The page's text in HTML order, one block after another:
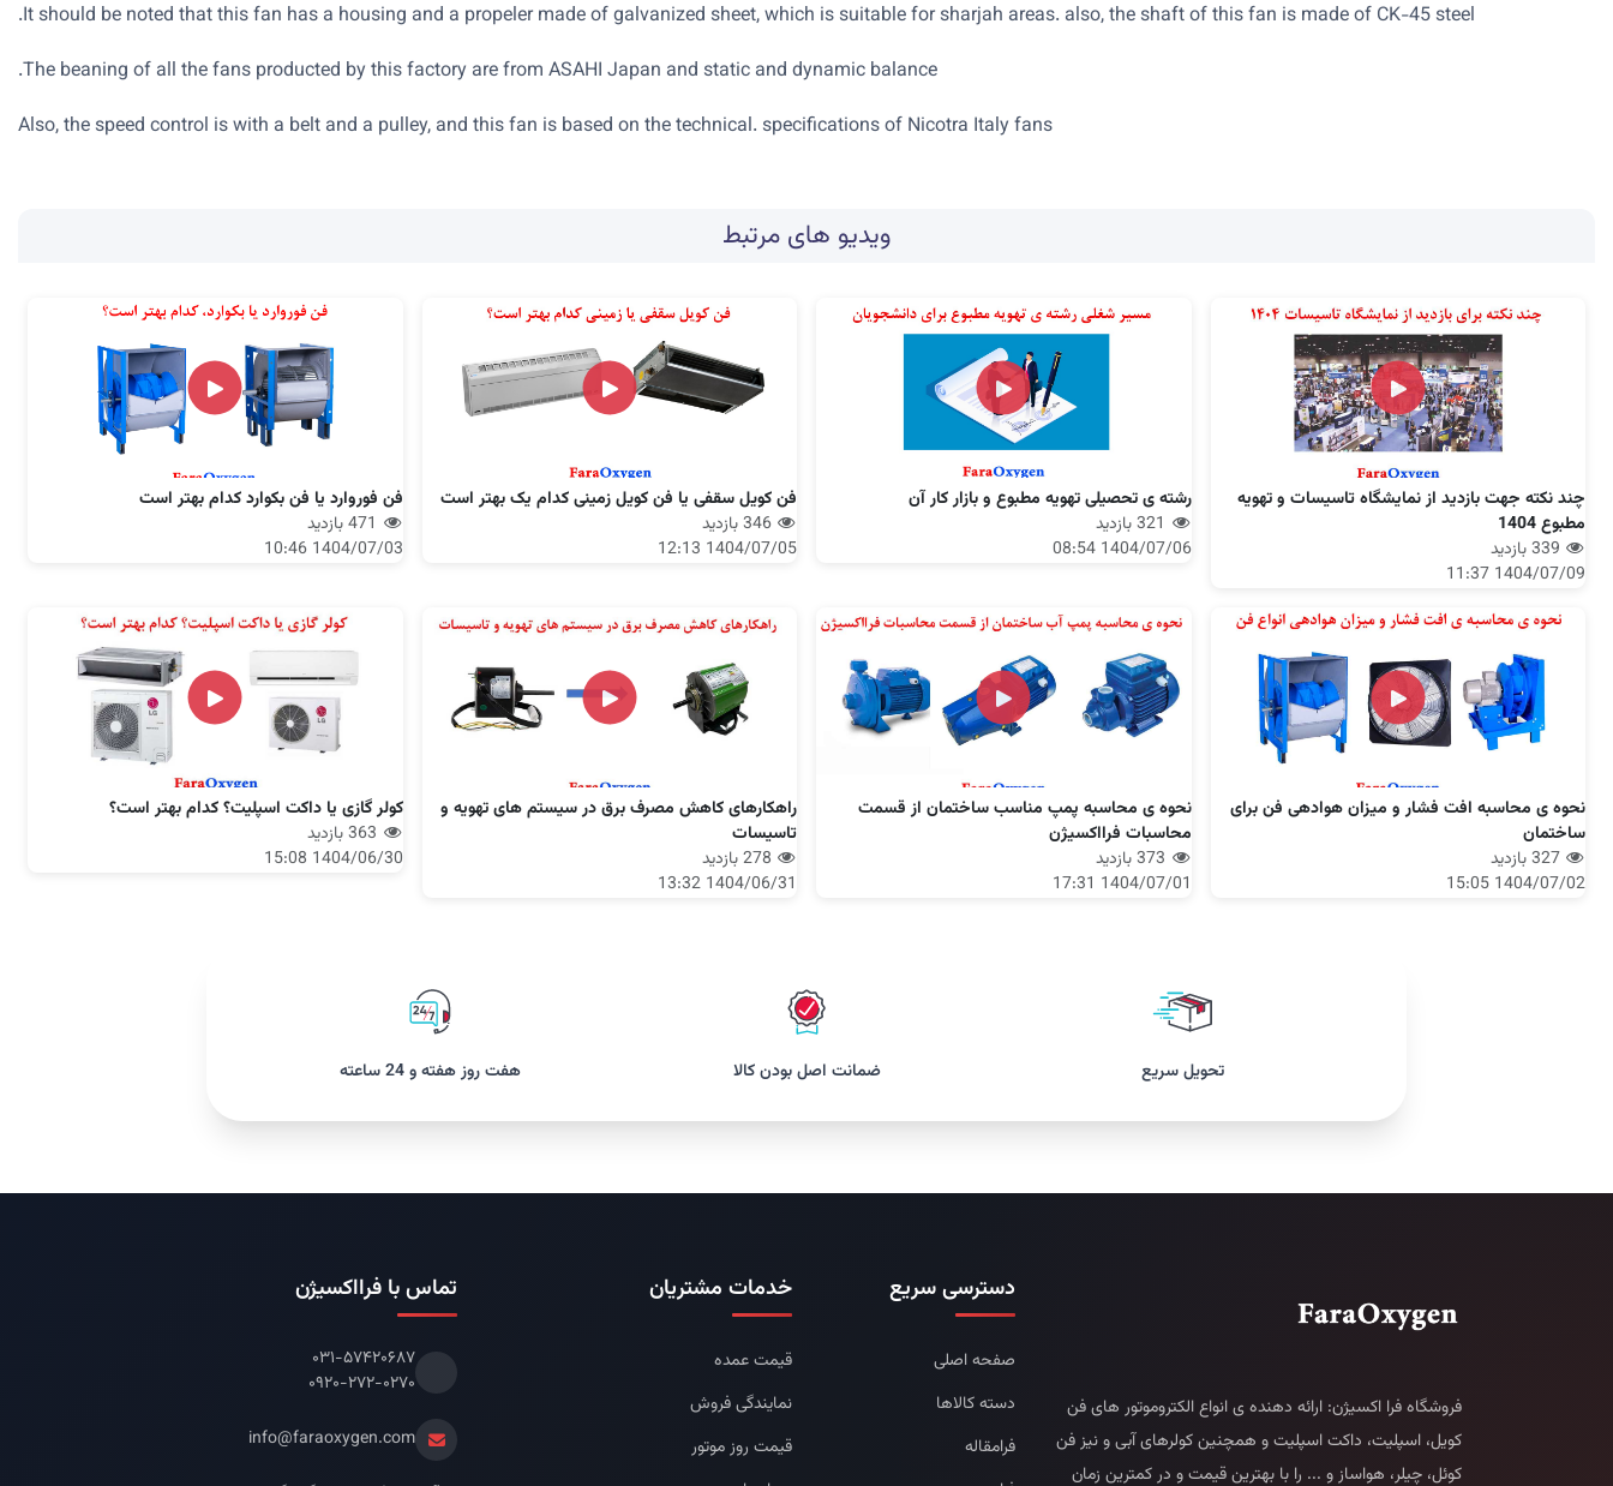
It should be noted that this fan has a housing and a propeler made of galvanized sheet, which is suitable for sharjah areas. also, the shaft of this fan is made of CK-45 steel.
The beaning of all the fans producted by this factory are from ASAHI Japan and static and dynamic balance.
Also, the speed control is with a belt and a pulley, and this fan is based on the technical. specifications of Nicotra Italy fans
ویدیو های مرتبط
چند نکته جهت بازدید از نمایشگاه تاسیسات و تهویه
مطبوع 1404
1404/07/09 11:37
رشته ی تحصیلی تهویه مطبوع و بازار کار آن
1404/07/06 08:54
فن کویل سقفی یا فن کویل زمینی کدام یک بهتر است
346 بازدید
1404/07/05 12:13
فن فوروارد یا فن بکوارد کدام بهتر است
1404/07/03 10:46
نحوه ی محاسبه افت فشار و میزان هوادهی فن برای
ساختمان
327 بازدید
1404/07/02 15:05
نحوه ی محاسبه پمپ مناسب ساختمان از قسمت
محاسبات فرااکسیژن
1404/07/01 17:31
راهکارهای کاهش مصرف برق در سیستم های تهویه و
تاسیسات
1404/06/31 13:32
کولر گازی یا داکت اسپلیت؟ کدام بهتر است؟
1404/06/30 15:08
تحویل سریع ضمانت اصل بودن کالا هفت روز هفته و 24 ساعته
فروشگاه فرا اکسیژن: ارائه دهنده ی انواع الکتروموتور های فن
کویل، اسپلیت، داکت اسپلیت و همچنین کولرهای آبی و نیز فن
کوئل، چیلر، هواساز و ... را با بهترین قیمت و در کمترین زمان
دسترسی سریع
صفحه اصلی
دسته کالاها
فرامقاله
خدمات مشتریان
قیمت عمده
نمایندگی فروش
قیمت روز موتور
تماس با فرااکسیژن
۰۳۱-۵۷۴۲۰۶۸۷
۰۹۲۰-۲۷۲-۰۲۷۰
info@faraoxygen.com